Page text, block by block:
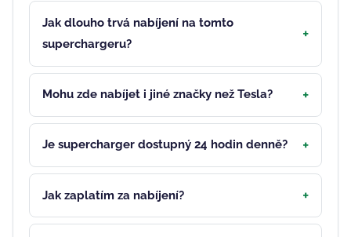
Jak dlouho trvá nabíjení na tomto
superchargeru?
Mohu zde nabíjet i jiné značky než Tesla?
Je supercharger dostupný 24 hodin denně?
Jak zaplatím za nabíjení?